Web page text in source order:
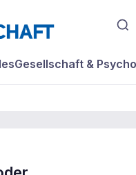
Gesellschaft &